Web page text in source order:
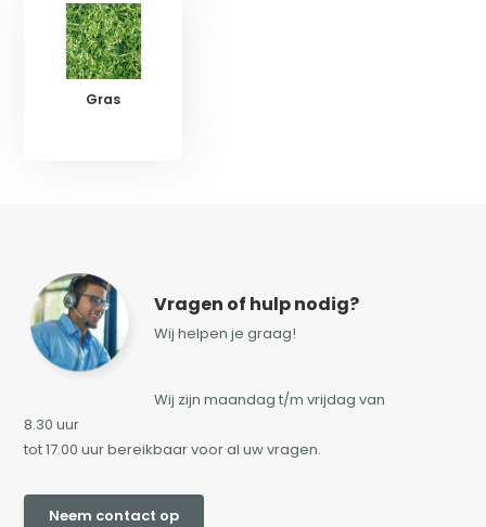
Gras
Vragen of hulp nodig?
Wij helpen je graag!
Wij zijn maandag t/m vrijdag van
8.30 uur
tot 17.00 uur bereikbaar voor al uw vragen.
Neem contact op